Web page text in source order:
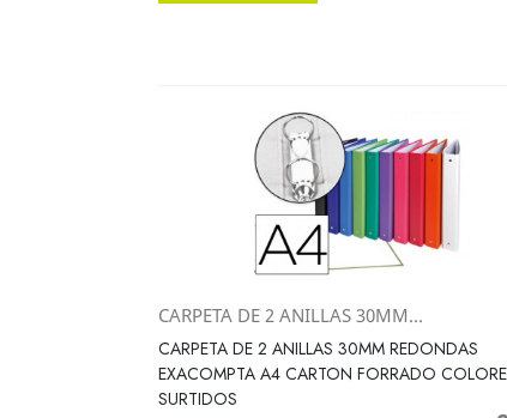
Vista rápida
CARPETA DE 2 ANILLAS 30MM...
CARPETA DE 2 ANILLAS 30MM REDONDAS
EXACOMPTA A4 CARTON FORRADO
SURTIDOS